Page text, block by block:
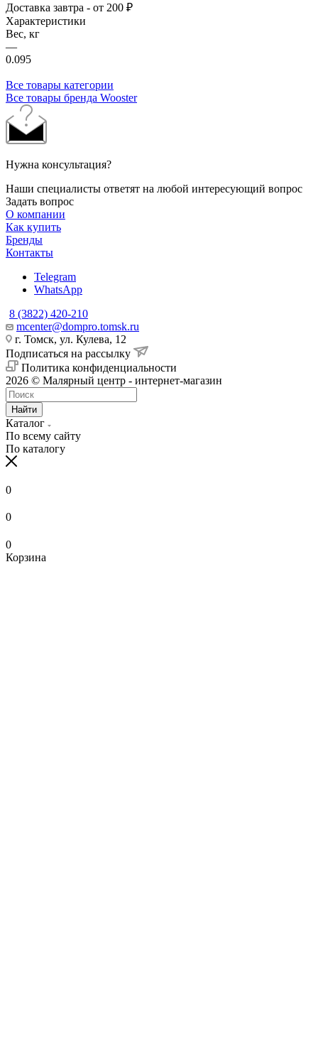
Доставка завтра - от 200 ₽
Характеристики
Вес, кг
—
0.095
Все товары категории
Все товары бренда Wooster
Нужна консультация?
Наши специалисты ответят на любой интересующий вопрос
Задать вопрос
О компании
Как купить
Бренды
Контакты
Telegram
WhatsApp
8 (3822) 420-210
mcenter@dompro.tomsk.ru
г. Томск, ул. Кулева, 12
Подписаться на рассылку
Политика конфиденциальности
2026 © Малярный центр - интернет-магазин
Найти
Каталог
По всему сайту
По каталогу
0
0
0
Корзина